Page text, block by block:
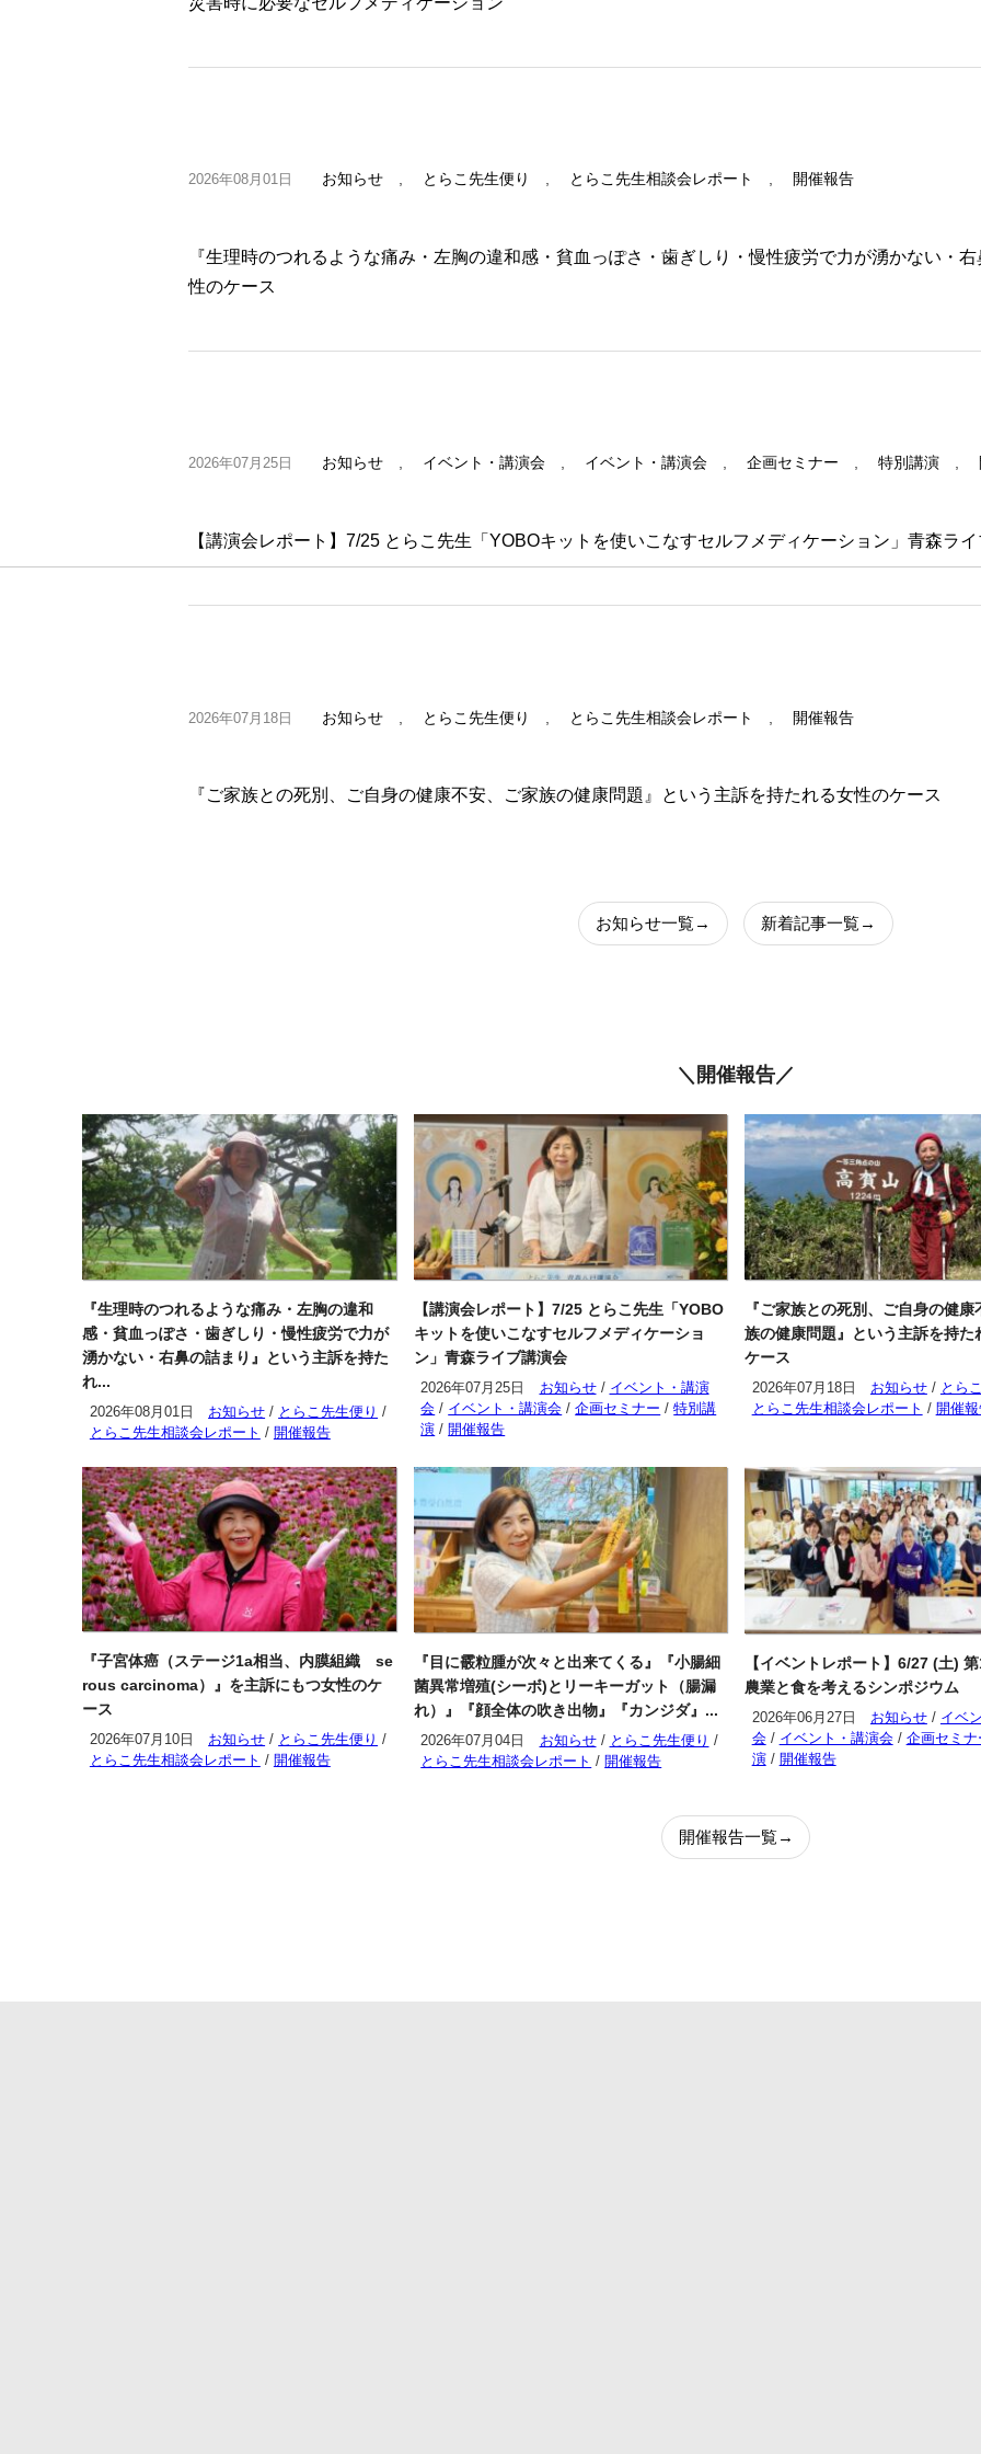
2026年08月01日 お知らせ , とらこ先生便り , とらこ先生相談会レポート , 開催報告
『生理時のつれるような痛み・左胸の違和感・貧血っぽさ・歯ぎしり・慢性疲労で力が湧かない・
性のケース
2026年07月25日 お知らせ , イベント・講演会 , イベント・講演会 , 企画セミナー , 特別講演 ,
【講演会レポート】7/25 とらこ先生「YOBOキットを使いこなすセルフメディケーション」青森ラ
2026年07月18日 お知らせ とらこ先生便り とらこ先生相談会レポート 開催報告
『ご家族との死別、ご自身の健康不安、ご家族の健康問題』という主訴を持たれる女性のケース
お知らせ一覧→ 新着記事一覧→
＼開催報告／
『生理時のつれるような痛み・左胸の違和
感・貧血っぽさ・歯ぎしり・慢性疲労で力が
湧かない・右鼻の詰まり』という主訴を持た
れ...
2026年08月01日 お知らせ / とらこ先生便り /
とらこ先生相談会レポート / 開催報告
【講演会レポート】7/25 とらこ先生「YOBO
キットを使いこなすセルフメディケーショ
ン」青森ライブ講演会
2026年07月25日 お知らせ/ イベント・講演
会 / イベント・講演会 /企画セミナー /特別講
演 /開催報告
『ご家族との死別、ご自身の健康
族の健康問題』という主訴を持た
ケース
2026年07月18日 お知らせ/ とら
とらこ先生相談会レポート / 開催
『子宮体癌（ステージ1a相当、内膜組織 se
rous carcinoma）』を主訴にもつ女性のケ
ース
2026年07月10日 お知らせ / とらこ先生便り /
とらこ先生相談会レポート / 開催報告
『目に霰粒腫が次々と出来てくる』『小腸細
菌異常増殖(シーボ)とリーキーガット（腸漏
れ）』『顔全体の吹き出物』『カンジダ』...
2026年07月04日 お知らせ/ とらこ先生便り /
とらこ先生相談会レポート /開催報告
【イベントレポート】6/27 (土)
農業と食を考えるシンポジウム
2026年06月27日 お知らせ/ イベ
会/ イベント・講演会/ 企画セミナ
演/ 開催報告
開催報告一覧→